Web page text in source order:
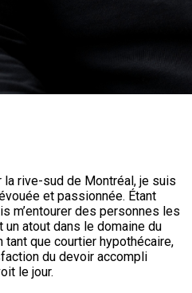
rive-sud de Montréal, je suis
et passionnée. Étant
m’entourer des personnes les
atout dans le domaine du
tant que courtier hypothécaire,
du devoir accompli
le jour.